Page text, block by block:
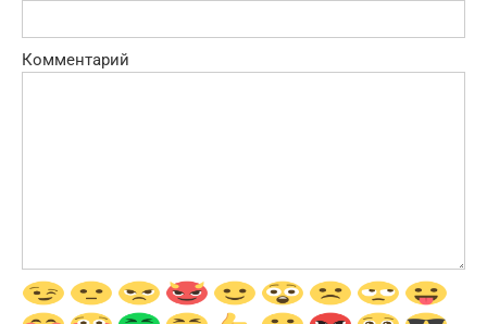
Комментарий